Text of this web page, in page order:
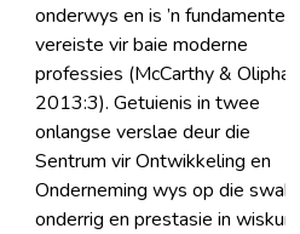
onderwys en is ’n fundamentele
vereiste vir baie moderne
professies (McCarthy &
2013:3). Getuienis in twee
onlangse verslae deur die
Sentrum vir Ontwikkeling en
Onderneming wys op die swak
onderrig en prestasie in